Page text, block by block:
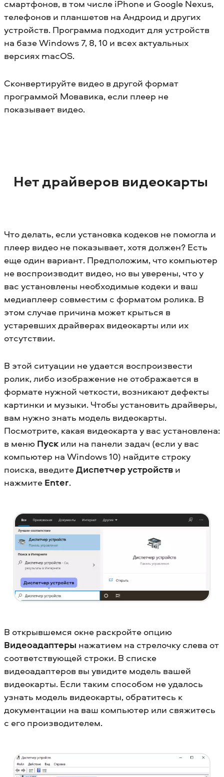
смартфонов, в том числе iPhone и Google Nexus,
телефонов и планшетов на Андроид и других
устройств. Программа подходит для устройств
на базе Windows 7, 8, 10 и всех актуальных
версиях macOS.
Сконвертируйте видео в другой формат
программой Мовавика, если плеер не
показывает видео.
Нет драйверов видеокарты
Что делать, если установка кодеков не помогла и
плеер видео не показывает, хотя должен? Есть
еще один вариант. Предположим, что компьютер
не воспроизводит видео, но вы уверены, что у
вас установлены необходимые кодеки и ваш
медиаплеер совместим с форматом ролика. В
этом случае причина может крыться в
устаревших драйверах видеокарты или их
отсутствии.
В этой ситуации не удается воспроизвести
ролик, либо изображение не отображается в
формате нужной четкости, возникают дефекты
картинки и музыки. Чтобы установить драйверы,
вам нужно знать модель видеокарты.
Посмотрите, какая видеокарта у вас установлена:
в меню Пуск или на панели задач (если у вас
компьютер на Windows 10) найдите строку
поиска, введитеДиспетчер устройств и
нажмите Enter.
В открывшемся окне раскройте опцию
Видеоадаптеры нажатием на стрелочку слева от
соответствующей строки. В списке
видеоадаптеров вы увидите модель вашей
видеокарты. Если таким способом не удалось
узнать модель видеокарты, обратитесь к
документации на ваш компьютер или свяжитесь
с его производителем.